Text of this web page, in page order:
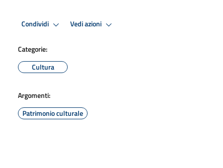
Condividi Vedi azioni
Categorie:
Cultura
Argomenti:
Patrimonio culturale